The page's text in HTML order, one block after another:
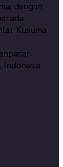
dengan
Kusuma,